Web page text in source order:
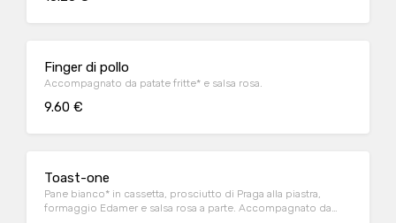
Finger di pollo
Accompagnato da patate fritte* e salsa rosa.
9.60 €
Toast-one
Pane bianco* in cassetta, prosciutto di Praga alla piastra,
formaggio Edamer e salsa rosa a parte. Accompagnato da